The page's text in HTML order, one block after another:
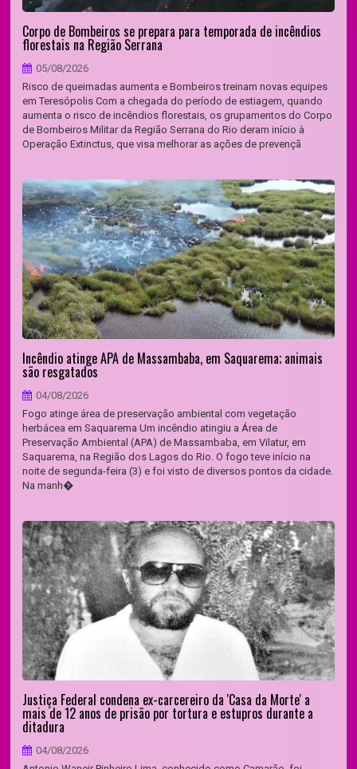
Corpo de Bombeiros se prepara para temporada de incêndios
florestais na Região Serrana
05/08/2026
Risco de queimadas aumenta e Bombeiros treinam novas equipes
em Teresópolis Com a chegada do período de estiagem, quando
aumenta o risco de incêndios florestais, os grupamentos do Corpo
de Bombeiros Militar da Região Serrana do Rio deram início à
Operação Extinctus, que visa melhorar as ações de prevençã
Incêndio atinge APA de Massambaba, em Saquarema; animais
são resgatados
04/08/2026
Fogo atinge área de preservação ambiental com vegetação
herbácea em Saquarema Um incêndio atingiu a Área de
Preservação Ambiental (APA) de Massambaba, em Vilatur, em
Saquarema, na Região dos Lagos do Rio. O fogo teve início na
noite de segunda-feira (3) e foi visto de diversos pontos da cidade.
Na manh�
Justiça Federal condena ex-carcereiro da 'Casa da Morte' a
mais de 12 anos de prisão por tortura e estupros durante a
ditadura
04/08/2026